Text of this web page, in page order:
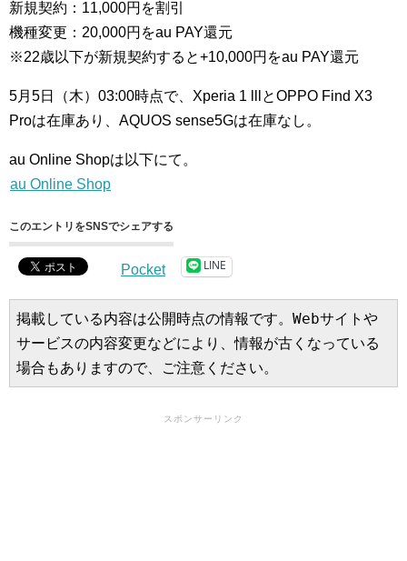
新規契約：11,000円を割引
機種変更：20,000円をau PAY還元
※22歳以下が新規契約すると+10,000円をau PAY還元
5月5日（木）03:00時点で、Xperia 1 lllとOPPO Find X3
Proは在庫あり、AQUOS sense5Gは在庫なし。
au Online Shopは以下にて。
au Online Shop
このエントリをSNSでシェアする
Pocket LINE
掲載している内容は公開時点の情報です。Webサイトや
サービスの内容変更などにより、情報が古くなっている
場合もありますので、ご注意ください。
スポンサーリンク